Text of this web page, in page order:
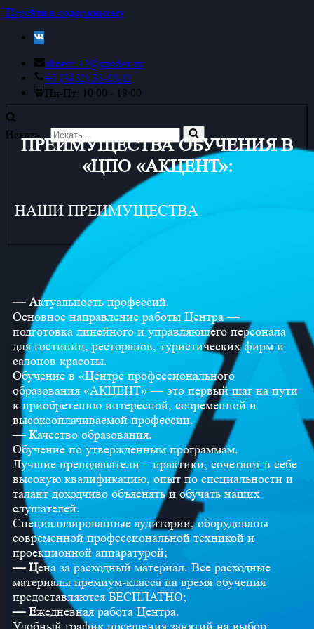
Перейти к содержимому
akcent-72@yandex.ru
+7 (3452) 55-18-11
Пн-Пт: 10:00 - 18:00
Искать...
ПРЕИМУЩЕСТВА ОБУЧЕНИЯ В
«ЦПО «АКЦЕНТ»:
НАШИ ПРЕИМУЩЕСТВА
— Актуальность профессий.
Основное направление работы Центра —
подготовка линейного и управляющего персонала
для гостиниц, ресторанов, туристических фирм и
салонов красоты.
Обучение в «Центре профессионального
образования «АКЦЕНТ» — это первый шаг на пути
к приобретению интересной, современной и
высокооплачиваемой профессии.
— Качество образования.
Обучение по утвержденным программам.
Лучшие преподаватели – практики, сочетают в себе
высокую квалификацию, опыт по специальности и
талант доходчиво объяснять и обучать наших
слушателей.
Специализированные аудитории, оборудованы
современной профессиональной техникой и
проекционной аппаратурой;
— Цена за расходный материал. Все расходные
материалы премиум-класса на время обучения
предоставляются БЕСПЛАТНО;
— Ежедневная работа Центра.